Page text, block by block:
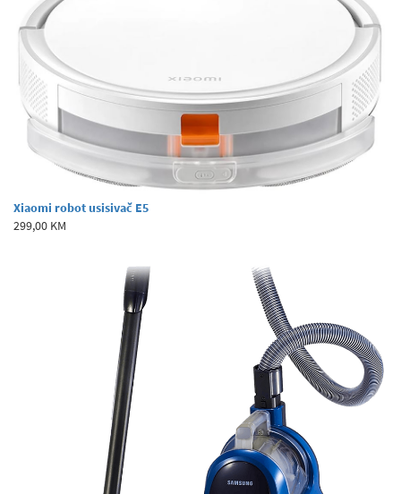
Xiaomi robot usisivač E5
299,00 KM